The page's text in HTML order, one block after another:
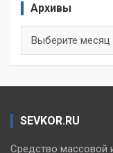
Архивы
SEVKOR.RU
Средство массовой